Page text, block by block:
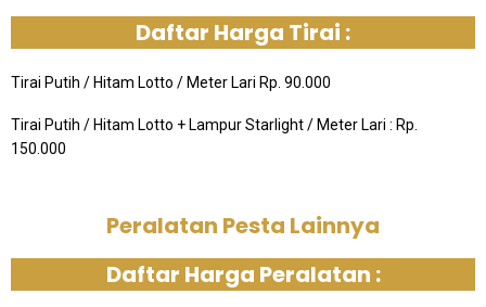
Daftar Harga Tirai :
Tirai Putih / Hitam Lotto / Meter Lari Rp. 90.000
Tirai Putih / Hitam Lotto + Lampur Starlight / Meter Lari : Rp.
150.000
Peralatan Pesta Lainnya
Daftar Harga Peralatan :